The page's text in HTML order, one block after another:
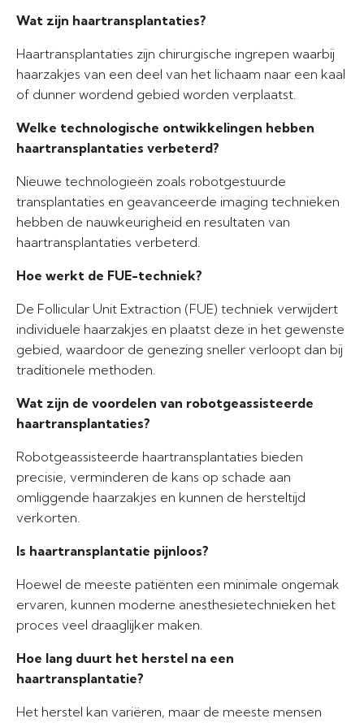
Wat zijn haartransplantaties?
Haartransplantaties zijn chirurgische ingrepen waarbij
haarzakjes van een deel van het lichaam naar een kaal
of dunner wordend gebied worden verplaatst.
Welke technologische ontwikkelingen hebben
haartransplantaties verbeterd?
Nieuwe technologieën zoals robotgestuurde
transplantaties en geavanceerde imaging technieken
hebben de nauwkeurigheid en resultaten van
haartransplantaties verbeterd.
Hoe werkt de FUE-techniek?
De Follicular Unit Extraction (FUE) techniek verwijdert
individuele haarzakjes en plaatst deze in het gewenste
gebied, waardoor de genezing sneller verloopt dan bij
traditionele methoden.
Wat zijn de voordelen van robotgeassisteerde
haartransplantaties?
Robotgeassisteerde haartransplantaties bieden
precisie, verminderen de kans op schade aan
omliggende haarzakjes en kunnen de hersteltijd
verkorten.
Is haartransplantatie pijnloos?
Hoewel de meeste patiënten een minimale ongemak
ervaren, kunnen moderne anesthesietechnieken het
proces veel draaglijker maken.
Hoe lang duurt het herstel na een
haartransplantatie?
Het herstel kan variëren, maar de meeste mensen